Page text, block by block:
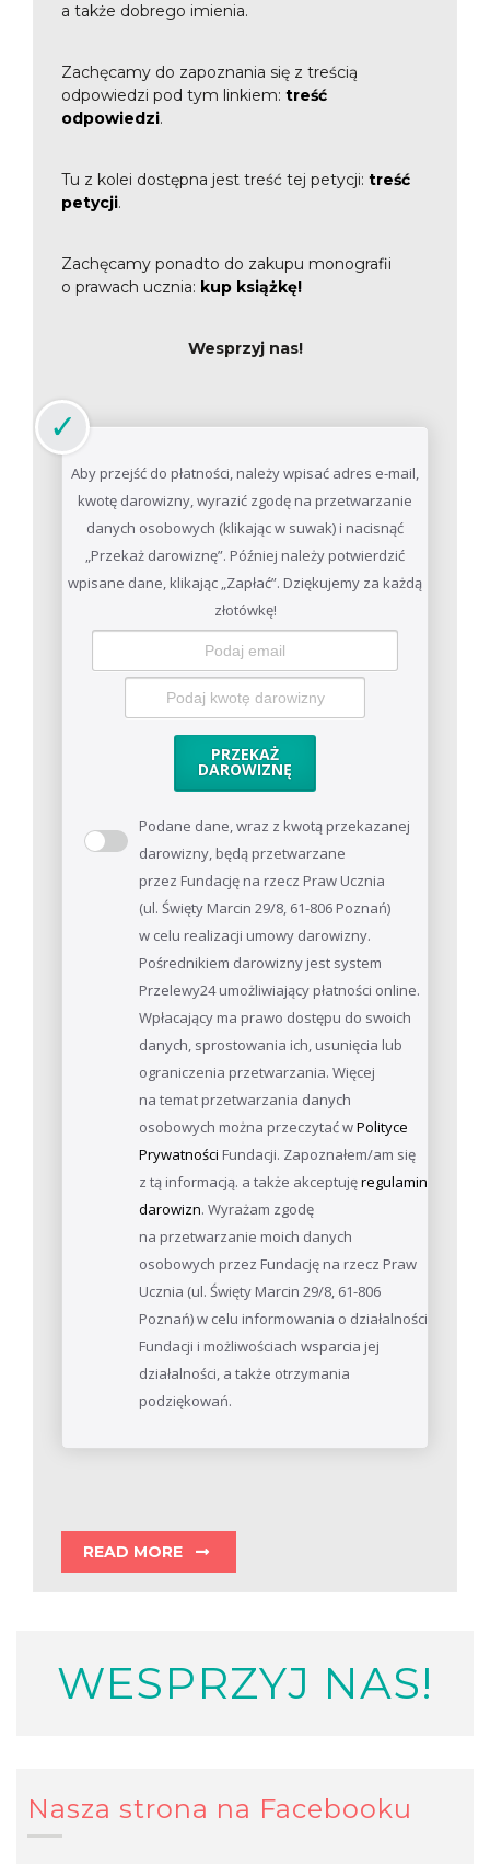
a także dobrego imienia.
Zachęcamy do zapoznania się z treścią
odpowiedzi pod tym linkiem: treść
odpowiedzi.
Tu z kolei dostępna jest treść tej petycji: treść
petycji.
Zachęcamy ponadto do zakupu monografii
o prawach ucznia: kup książkę!
Wesprzyj nas!
Aby przejść do płatności, należy wpisać adres e-mail,
kwotę darowizny, wyrazić zgodę na przetwarzanie
danych osobowych (klikając w suwak) i nacisnąć
„Przekaż darowiznę”. Później należy potwierdzić
wpisane dane, klikając „Zapłać”. Dziękujemy za każdą
złotówkę!
PRZEKAŻ
DAROWIZNĘ
Podane dane, wraz z kwotą przekazanej
darowizny, będą przetwarzane
przez Fundację na rzecz Praw Ucznia
(ul. Święty Marcin 29/8, 61-806 Poznań)
w celu realizacji umowy darowizny.
Pośrednikiem darowizny jest system
Przelewy24 umożliwiający płatności online.
Wpłacający ma prawo dostępu do swoich
danych, sprostowania ich, usunięcia lub
ograniczenia przetwarzania. Więcej
na temat przetwarzania danych
osobowych można przeczytać wPolityce
Prywatności Fundacji. Zapoznałem/am się
z tą informacją. a także akceptujęregulamin
darowizn. Wyrażam zgodę
na przetwarzanie moich danych
osobowych przez Fundację na rzecz Praw
Ucznia (ul. Święty Marcin 29/8, 61-806
Poznań) w celu informowania o działalności
Fundacji i możliwościach wsparcia jej
działalności, a także otrzymania
podziękowań.
READ MORE
WESPRZYJ NAS!
Nasza strona na Facebooku